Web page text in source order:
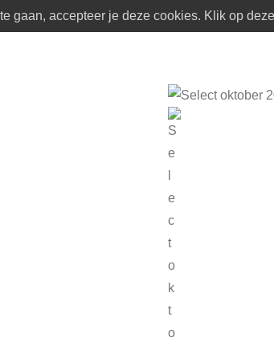
gaan, accepteer je deze cookies. Klik op